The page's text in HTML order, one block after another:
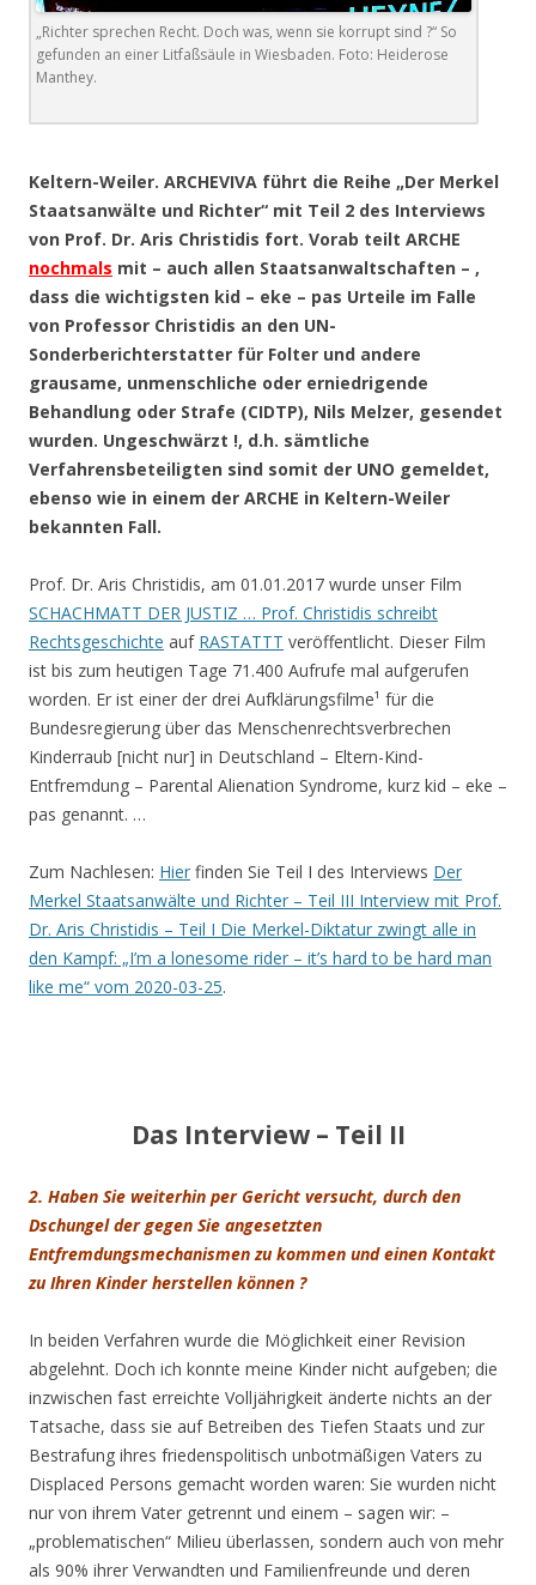
„Richter sprechen Recht. Doch was, wenn sie korrupt sind ?“ So
gefunden an einer Litfaßsäule in Wiesbaden. Foto: Heiderose
Manthey.
Keltern-Weiler. ARCHEVIVA führt die Reihe „Der Merkel
Staatsanwälte und Richter“ mit Teil 2 des Interviews
von Prof. Dr. Aris Christidis fort. Vorab teilt ARCHE
nochmals mit – auch allen Staatsanwaltschaften – ,
dass die wichtigsten kid – eke – pas Urteile im Falle
von Professor Christidis an den UN-
Sonderberichterstatter für Folter und andere
grausame, unmenschliche oder erniedrigende
Behandlung oder Strafe (CIDTP), Nils Melzer, gesendet
wurden. Ungeschwärzt !, d.h. sämtliche
Verfahrensbeteiligten sind somit der UNO gemeldet,
ebenso wie in einem der ARCHE in Keltern-Weiler
bekannten Fall.
Prof. Dr. Aris Christidis, am 01.01.2017 wurde unser Film
SCHACHMATT DER JUSTIZ … Prof. Christidis schreibt
Rechtsgeschichte auf RASTATTT veröffentlicht. Dieser Film
ist bis zum heutigen Tage 71.400 Aufrufe mal aufgerufen
worden. Er ist einer der drei Aufklärungsfilme¹ für die
Bundesregierung über das Menschenrechtsverbrechen
Kinderraub [nicht nur] in Deutschland – Eltern-Kind-
Entfremdung – Parental Alienation Syndrome, kurz kid – eke –
pas genannt. …
Zum Nachlesen: Hier finden Sie Teil I des Interviews Der
Merkel Staatsanwälte und Richter – Teil III Interview mit Prof.
Dr. Aris Christidis – Teil I Die Merkel-Diktatur zwingt alle in
den Kampf: „I’m a lonesome rider – it’s hard to be hard man
like me“ vom 2020-03-25.
Das Interview – Teil II
2. Haben Sie weiterhin per Gericht versucht, durch den
Dschungel der gegen Sie angesetzten
Entfremdungsmechanismen zu kommen und einen Kontakt
zu Ihren Kinder herstellen können ?
In beiden Verfahren wurde die Möglichkeit einer Revision
abgelehnt. Doch ich konnte meine Kinder nicht aufgeben; die
inzwischen fast erreichte Volljährigkeit änderte nichts an der
Tatsache, dass sie auf Betreiben des Tiefen Staats und zur
Bestrafung ihres friedenspolitisch unbotmäßigen Vaters zu
Displaced Persons gemacht worden waren: Sie wurden nicht
nur von ihrem Vater getrennt und einem – sagen wir: –
„problematischen“ Milieu überlassen, sondern auch von mehr
als 90% ihrer Verwandten und Familienfreunde und deren